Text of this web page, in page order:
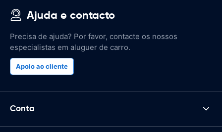
Ajuda e contacto
Precisa de ajuda? Por favor, contacte os nossos
especialistas em aluguer de carro.
Apoio ao cliente
Conta